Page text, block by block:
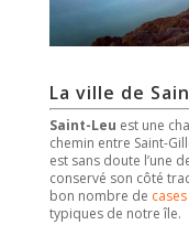
La ville de
Saint-Leu est une
chemin entre Saint-
est sans doute l’une
conservé son côté
bon nombre de
typiques de notre île.